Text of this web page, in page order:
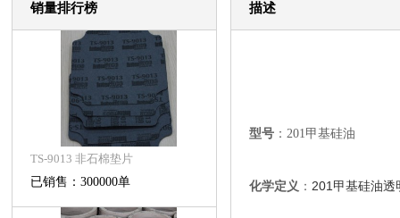
销量排行榜
TS-9013 非石棉垫片
已销售：300000单
描述
型号 ： 201甲基硅油
化学定义 ： 201甲基硅油透